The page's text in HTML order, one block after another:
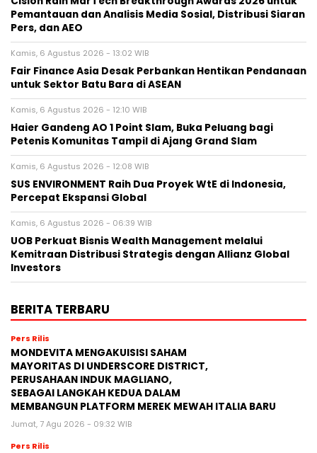
Pemantauan dan Analisis Media Sosial, Distribusi Siaran
Pers, dan AEO
Kamis, 6 Agustus 2026 - 13:02 WIB
Fair Finance Asia Desak Perbankan Hentikan Pendanaan
untuk Sektor Batu Bara di ASEAN
Kamis, 6 Agustus 2026 - 12:10 WIB
Haier Gandeng AO 1 Point Slam, Buka Peluang bagi
Petenis Komunitas Tampil di Ajang Grand Slam
Kamis, 6 Agustus 2026 - 12:08 WIB
SUS ENVIRONMENT Raih Dua Proyek WtE di Indonesia,
Percepat Ekspansi Global
Kamis, 6 Agustus 2026 - 06:39 WIB
UOB Perkuat Bisnis Wealth Management melalui
Kemitraan Distribusi Strategis dengan Allianz Global
Investors
BERITA TERBARU
Pers Rilis
MONDEVITA MENGAKUISISI SAHAM
MAYORITAS DI UNDERSCORE DISTRICT,
PERUSAHAAN INDUK MAGLIANO,
SEBAGAI LANGKAH KEDUA DALAM
MEMBANGUN PLATFORM MEREK MEWAH ITALIA BARU
Jumat, 7 Agu 2026 - 09:32 WIB
Pers Rilis